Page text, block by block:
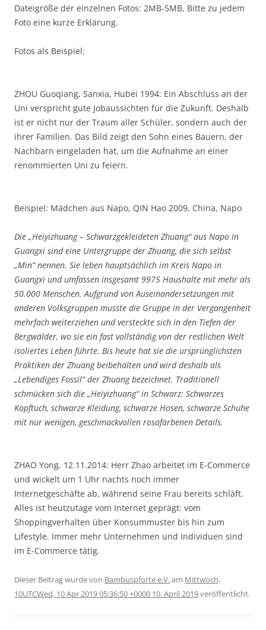
Dateigröße der einzelnen Fotos: 2MB-5MB, Bitte zu jedem
Foto eine kurze Erklärung.
Fotos als Beispiel:
ZHOU Guoqiang, Sanxia, Hubei 1994: Ein Abschluss an der
Uni verspricht gute Jobaussichten für die Zukunft. Deshalb
ist er nicht nur der Traum aller Schüler, sondern auch der
ihrer Familien. Das Bild zeigt den Sohn eines Bauern, der
Nachbarn eingeladen hat, um die Aufnahme an einer
renommierten Uni zu feiern.
Beispiel: Mädchen aus Napo, QIN Hao 2009, China, Napo
Die „Heiyizhuang – Schwarzgekleideten Zhuang“ aus Napo in
Guangxi sind eine Untergruppe der Zhuang, die sich selbst
„Min“ nennen. Sie leben hauptsächlich im Kreis Napo in
Guangxi und umfassen insgesamt 9975 Haushalte mit mehr als
50.000 Menschen. Aufgrund von Auseinandersetzungen mit
anderen Volksgruppen musste die Gruppe in der Vergangenheit
mehrfach weiterziehen und versteckte sich in den Tiefen der
Bergwälder, wo sie ein fast vollständig von der restlichen Welt
isoliertes Leben führte. Bis heute hat sie die ursprünglichsten
Praktiken der Zhuang beibehalten und wird deshalb als
„Lebendiges Fossil“ der Zhuang bezeichnet. Traditionell
schmücken sich die „Heiyizhuang“ in Schwarz: Schwarzes
Kopftuch, schwarze Kleidung, schwarze Hosen, schwarze Schuhe
mit nur wenigen, geschmackvollen rosafarbenen Details.
ZHAO Yong, 12.11.2014: Herr Zhao arbeitet im E-Commerce
und wickelt um 1 Uhr nachts noch immer
Internetgeschäfte ab, während seine Frau bereits schläft.
Alles ist heutzutage vom Internet geprägt: vom
Shoppingverhalten über Konsummuster bis hin zum
Lifestyle. Immer mehr Unternehmen und Individuen sind
im E-Commerce tätig.
Dieser Beitrag wurdevon Bambuspforte e.V.am Mittwoch,
10UTCWed, 10 Apr 2019 05:36:50 +0000 10. April 2019veröffentlicht.